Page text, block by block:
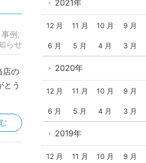
例
らせ
店の
とう
2021年
12 月 11 月 10 月 9 月
6 月 5 月 4 月 3 月
2020年
12 月 11 月 10 月 9 月
6 月 5 月 4 月 3 月
2019年
12 月 11 月 10 月 9 月